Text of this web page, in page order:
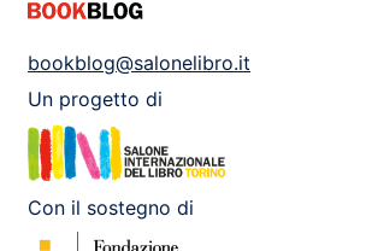
bookblog@salonelibro.it
Un progetto di
Con il sostegno di